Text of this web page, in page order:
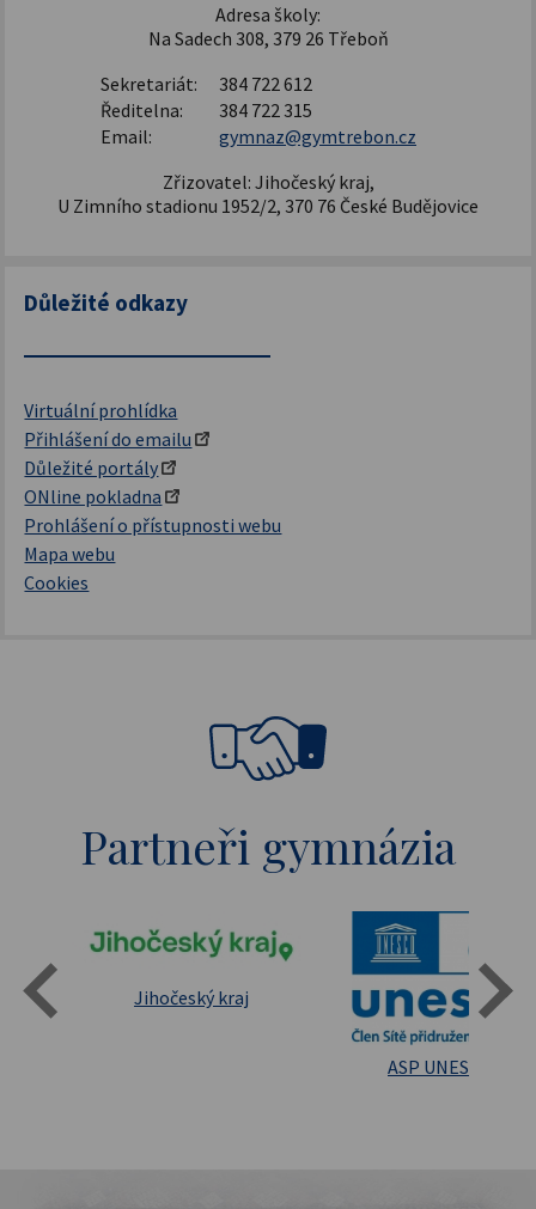
Adresa školy:
Na Sadech 308, 379 26 Třeboň
Sekretariát:
384 722 612
Ředitelna:
384 722 315
Email:
gymnaz@gymtrebon.cz
Zřizovatel: Jihočeský kraj,
U Zimního stadionu 1952/2, 370 76 České Budějovice
Důležité odkazy
Virtuální prohlídka
Přihlášení do emailu
Důležité portály
ONline pokladna
Prohlášení o přístupnosti webu
Mapa webu
Cookies
Partneři gymnázia
Státní oblastní archív Třeboň Jihočeský kraj